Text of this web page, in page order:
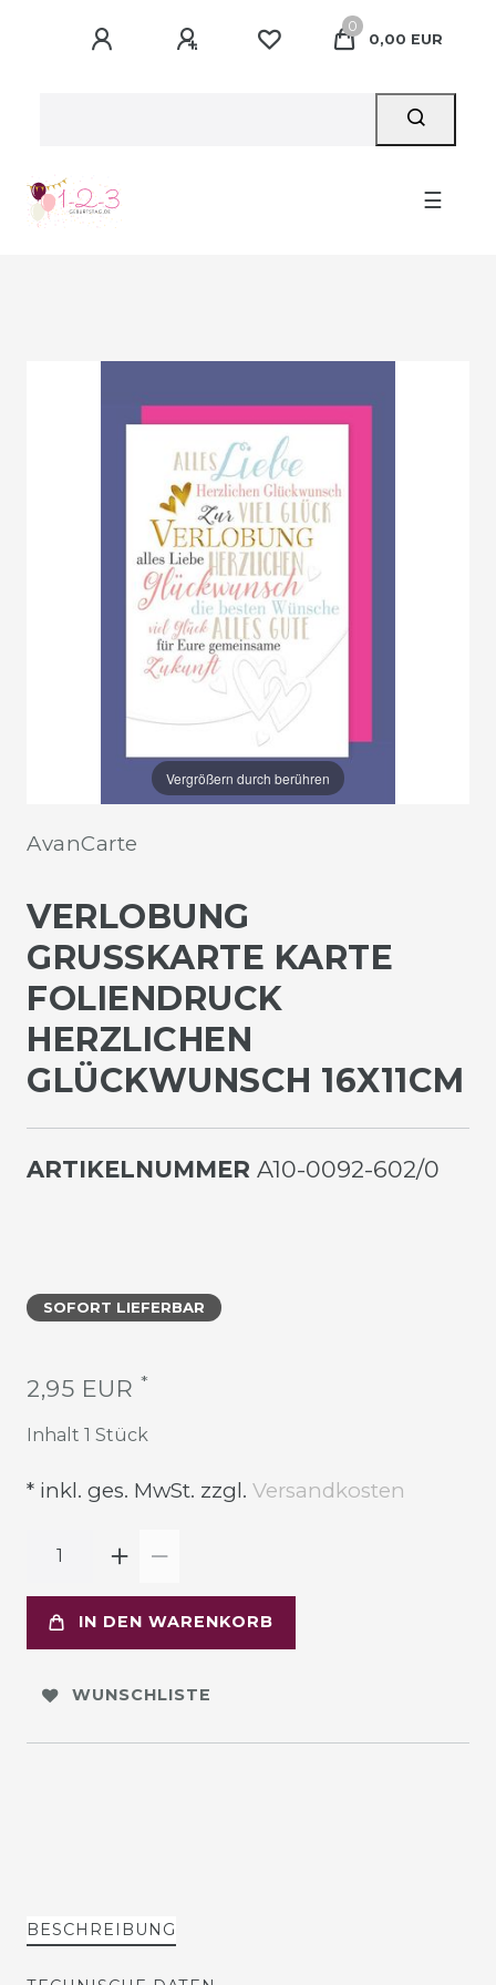
0
0,00 EUR
☰
Vergrößern durch berühren
AvanCarte
VERLOBUNG
GRUSSKARTE KARTE F
OLIENDRUCK H
ERZLICHEN G
LÜCKWUNSCH 16X11CM
ARTIKELNUMMER A10-0092-602/0
SOFORT LIEFERBAR
2,95 EUR *
Inhalt 1 Stück
* inkl. ges. MwSt. zzgl. Versandkosten
IN DEN WARENKORB
WUNSCHLISTE
BESCHREIBUNG